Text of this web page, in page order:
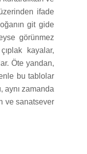
ifade
git gide
görünmez
kayalar,
Öte yandan,
bu tablolar
aynı zamanda
ve sanatsever